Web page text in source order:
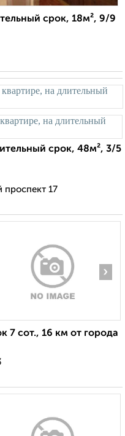
срок, 18м², 9/9
срок, 48м², 3/5
проспект 17
›
7 сот., 16 км от города